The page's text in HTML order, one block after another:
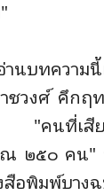
านบทความ
าชวงศ์ คึก
"คนที่เสีย
ณ ๒๕๐ คน"
อพิมพ์บาง